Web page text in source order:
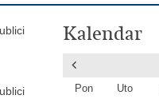
Kalendar
Pon Uto